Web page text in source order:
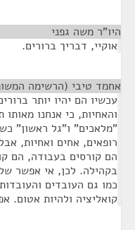
היו"ר משה גפני
אוקיי, דבריך ברורים.
אחמד טיבי (הרשימה
עכשיו הם יהיו יותר
והאחיות, כי אנחנו
"מלאכים" ו"גל ראשון"
רופאים, אחים ואחיות,
הם קורסים בעבודה, הם
בקהילה. לכן, אי אפשר
כמו גם העובדים
קואליציה ולהיות אטום.